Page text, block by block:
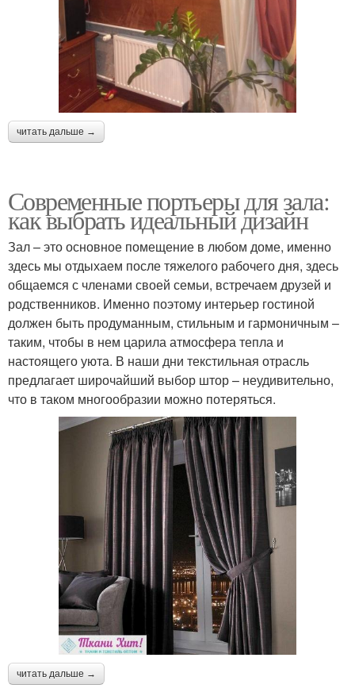
читать дальше →
Современные портьеры для зала:
как выбрать идеальный дизайн
Зал – это основное помещение в любом доме, именно
здесь мы отдыхаем после тяжелого рабочего дня, здесь
общаемся с членами своей семьи, встречаем друзей и
родственников. Именно поэтому интерьер гостиной
должен быть продуманным, стильным и гармоничным –
таким, чтобы в нем царила атмосфера тепла и
настоящего уюта. В наши дни текстильная отрасль
предлагает широчайший выбор штор – неудивительно,
что в таком многообразии можно потеряться.
читать дальше →